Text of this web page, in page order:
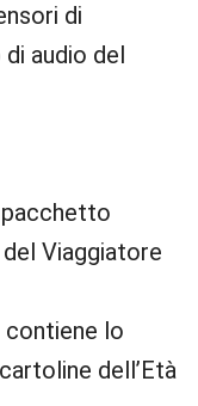
di
audio del
pacchetto
Viaggiatore
contiene lo
dell’Età